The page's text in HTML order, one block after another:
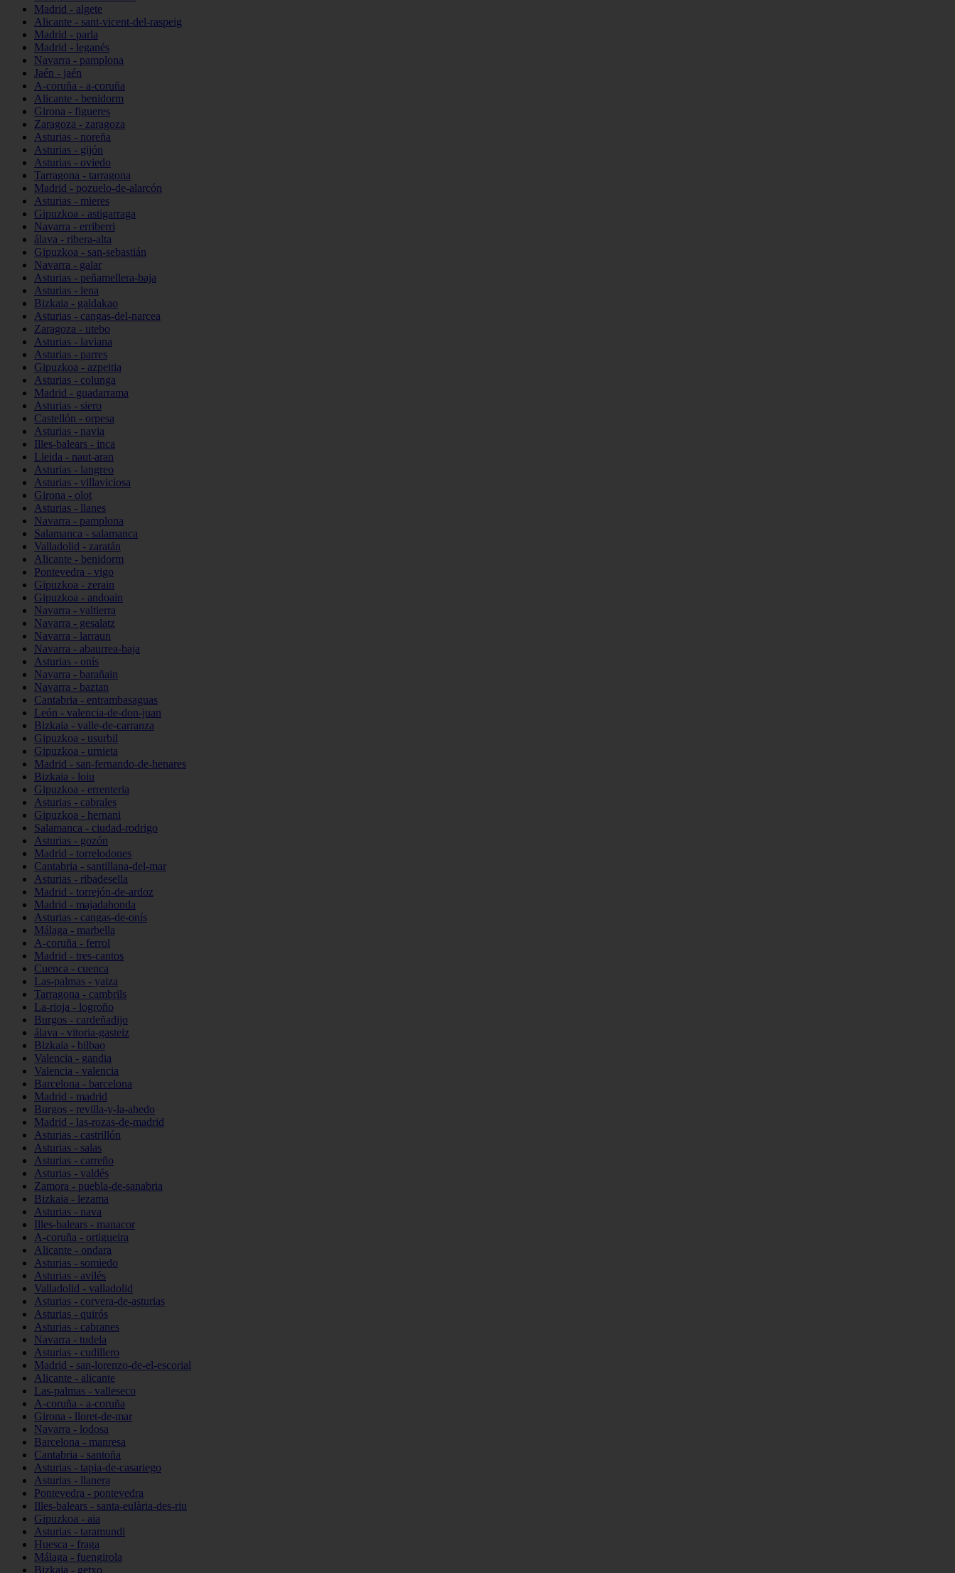
Madrid - algete
Alicante - sant-vicent-del-raspeig
Madrid - parla
Madrid - leganés
Navarra - pamplona
Jaén - jaén
A-coruña - a-coruña
Alicante - benidorm
Girona - figueres
Zaragoza - zaragoza
Asturias - noreña
Asturias - gijón
Asturias - oviedo
Tarragona - tarragona
Madrid - pozuelo-de-alarcón
Asturias - mieres
Gipuzkoa - astigarraga
Navarra - erriberri
álava - ribera-alta
Gipuzkoa - san-sebastián
Navarra - galar
Asturias - peñamellera-baja
Asturias - lena
Bizkaia - galdakao
Asturias - cangas-del-narcea
Zaragoza - utebo
Asturias - laviana
Asturias - parres
Gipuzkoa - azpeitia
Asturias - colunga
Madrid - guadarrama
Asturias - siero
Castellón - orpesa
Asturias - navia
Illes-balears - inca
Lleida - naut-aran
Asturias - langreo
Asturias - villaviciosa
Girona - olot
Asturias - llanes
Navarra - pamplona
Salamanca - salamanca
Valladolid - zaratán
Alicante - benidorm
Pontevedra - vigo
Gipuzkoa - zerain
Gipuzkoa - andoain
Navarra - valtierra
Navarra - gesalatz
Navarra - larraun
Navarra - abaurrea-baja
Asturias - onís
Navarra - barañain
Navarra - baztan
Cantabria - entrambasaguas
León - valencia-de-don-juan
Bizkaia - valle-de-carranza
Gipuzkoa - usurbil
Gipuzkoa - urnieta
Madrid - san-fernando-de-henares
Bizkaia - loiu
Gipuzkoa - errenteria
Asturias - cabrales
Gipuzkoa - hernani
Salamanca - ciudad-rodrigo
Asturias - gozón
Madrid - torrelodones
Cantabria - santillana-del-mar
Asturias - ribadesella
Madrid - torrejón-de-ardoz
Madrid - majadahonda
Asturias - cangas-de-onís
Málaga - marbella
A-coruña - ferrol
Madrid - tres-cantos
Cuenca - cuenca
Las-palmas - yaiza
Tarragona - cambrils
La-rioja - logroño
Burgos - cardeñadijo
álava - vitoria-gasteiz
Bizkaia - bilbao
Valencia - gandia
Valencia - valencia
Barcelona - barcelona
Madrid - madrid
Burgos - revilla-y-la-ahedo
Madrid - las-rozas-de-madrid
Asturias - castrillón
Asturias - salas
Asturias - carreño
Asturias - valdés
Zamora - puebla-de-sanabria
Bizkaia - lezama
Asturias - nava
Illes-balears - manacor
A-coruña - ortigueira
Alicante - ondara
Asturias - somiedo
Asturias - avilés
Valladolid - valladolid
Asturias - corvera-de-asturias
Asturias - quirós
Asturias - cabranes
Navarra - tudela
Asturias - cudillero
Madrid - san-lorenzo-de-el-escorial
Alicante - alicante
Las-palmas - valleseco
A-coruña - a-coruña
Girona - lloret-de-mar
Navarra - lodosa
Barcelona - manresa
Cantabria - santoña
Asturias - tapia-de-casariego
Asturias - llanera
Pontevedra - pontevedra
Illes-balears - santa-eulària-des-riu
Gipuzkoa - aia
Asturias - taramundi
Huesca - fraga
Málaga - fuengirola
Bizkaia - getxo